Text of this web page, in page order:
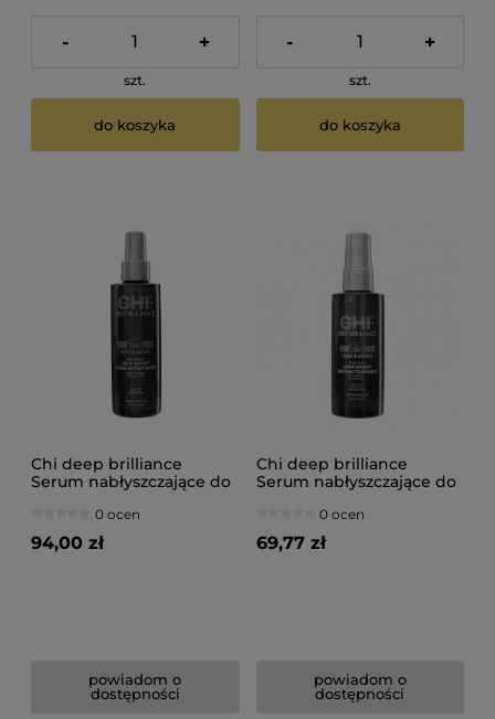
- +
szt.
do koszyka
- +
szt.
do koszyka
Chi deep brilliance
Serum nabłyszczające do
0 ocen
94,00 zł
powiadom o
dostępności
Chi deep brilliance
Serum nabłyszczające do
0 ocen
69,77 zł
powiadom o
dostępności